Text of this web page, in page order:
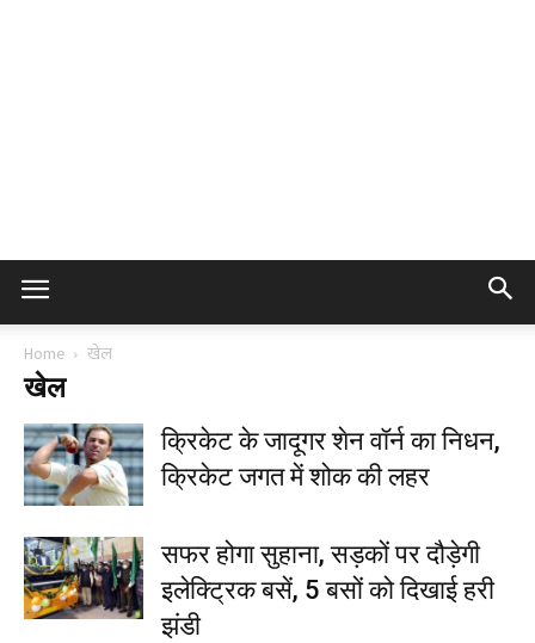
Home खेल
खेल
क्रिकेट के जादूगर शेन वॉर्न का निधन,
क्रिकेट जगत में शोक की लहर
सफर होगा सुहाना, सड़कों पर दौड़ेगी
इलेक्ट्रिक बसें, 5 बसों को दिखाई हरी
झंडी